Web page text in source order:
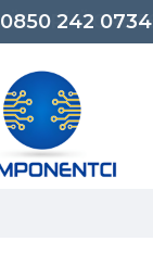
0850 242 0734